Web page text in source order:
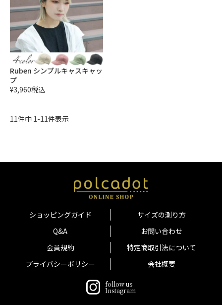
Ruben シンプルキャスキャッ
プ
¥3,960税込
11件中 1-11件表示
ショッピングガイド
サイズの測り方
Q&A
お問い合わせ
会員規約
特定商取引法について
プライバシーポリシー
会社概要
follow us
Instagram